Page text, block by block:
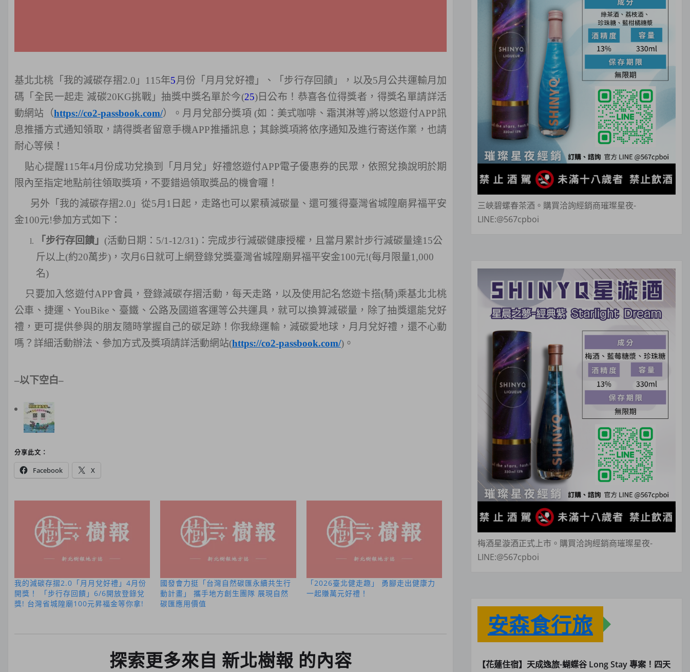
基北北桃 「 我的減碳存摺2.0 」 115年5月份「月月兌好禮」、「步行存回饋」，以及5月公共運輸月加
碼「全民一起走 減碳20KG挑戰」抽獎中獎名單於今(25)日公布！恭喜各位得獎者，得獎名單請詳活
動網站（https://co2-passbook.com/）。月月兌部分獎項 (如：美式咖啡、霜淇淋等)將以悠遊付APP訊
息推播方式通知領取，請得獎者留意手機APP推播訊息 ； 其餘獎項將依序通知及進行寄送作業，也請
耐心等候！
貼心提醒115年4月份成功兌換到「月月兌」好禮悠遊付APP電子優惠券的民眾，依照兌換說明於期
限內至指定地點前往領取獎項，不要錯過領取獎品的機會囉！
另外「我的減碳存摺2.0 」從5月 1 日起，走路也可以累積減碳量、還可獲得臺灣省城隍廟昇福平安
金100元!參加方式如下：
「步行存回饋」 (活動日期：5/1-12/31)：完成步行減碳健康授權，且當月累計步行減碳量達15公
斤以上(約20萬步)，次月6日就可上網登錄兌獎臺灣省城隍廟昇福平安金100元!(每月限量1,000
名)
只要加入悠遊付APP會員，登錄減碳存摺活動，每天走路，以及使用記名悠遊卡搭(騎)乘基北北桃
公車、捷運、YouBike 、臺鐵、公路及國道客運等公共運具，就可以換算減碳量，除了抽獎還能兌好
禮，更可提供參與的朋友隨時掌握自己的碳足跡！你我綠運輸，減碳愛地球，月月兌好禮，還不心動
嗎？詳細活動辦法、參加方式及獎項請詳活動網站(https://co2-passbook.com/) 。
–以下空白–
分享此文：
Facebook X
我的減碳存摺2.0「月月兌好禮」4月份
開獎！ 「步行存回饋」6/6開放登錄兌
獎! 台灣省城隍廟100元昇福金等你拿!
國發會力挺「台灣自然碳匯永續共生行
動計畫」 攜手地方創生團隊 展現自然
碳匯應用價值
「2026臺北健走趣」 勇腳走出健康力
一起賺萬元好禮！
探索更多來自 新北樹報 的內容
三峽碧螺春茶酒。購買洽詢經銷商璀璨星夜-
LINE:@567cpboi
梅酒星漩酒正式上市。購買洽詢經銷商璀璨星夜-
LINE:@567cpboi
安森食行旅
【花蓮住宿】天成逸旅-蝴蝶谷 Long Stay 專案！四天